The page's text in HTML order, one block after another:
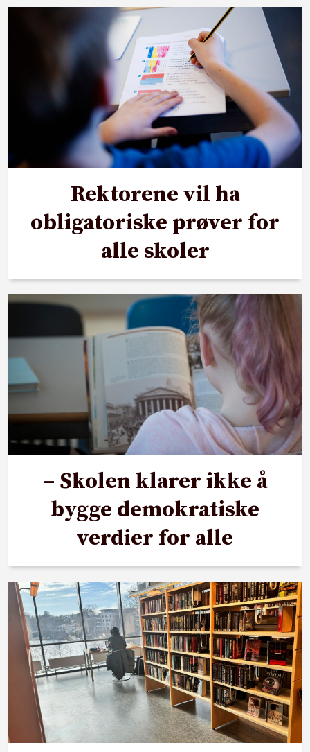
Rektorene vil ha
obligatoriske prøver for
alle skoler
– Skolen klarer ikke å
bygge demokratiske
verdier for alle